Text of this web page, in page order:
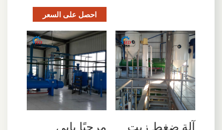
احصل على السعر
آلة ضغط زيت مرحبًا بابي